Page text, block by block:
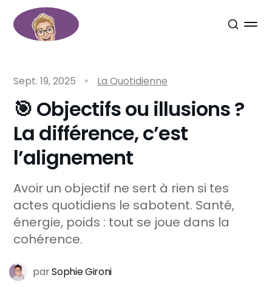
Sept. 19, 2025 La Quotidienne
🎯 Objectifs ou illusions ?
La différence, c’est
l’alignement
Avoir un objectif ne sert à rien si tes
actes quotidiens le sabotent. Santé,
énergie, poids : tout se joue dans la
cohérence.
parSophie Gironi